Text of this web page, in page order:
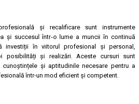
și recalificare sunt instrumente
și succesul într-o lume a muncii în continuă
investiții în viitorul profesional și personal,
posibilități și realizări. Aceste cursuri sunt
și aptitudinile necesare pentru a
într-un mod eficient și competent.